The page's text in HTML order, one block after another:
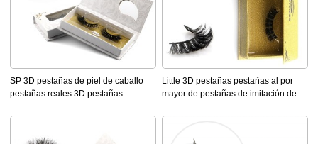
SP 3D pestañas de piel de caballo
pestañas reales 3D pestañas
Little 3D pestañas pestañas al por
mayor de pestañas de imitación de